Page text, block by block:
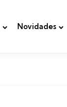
Novidades